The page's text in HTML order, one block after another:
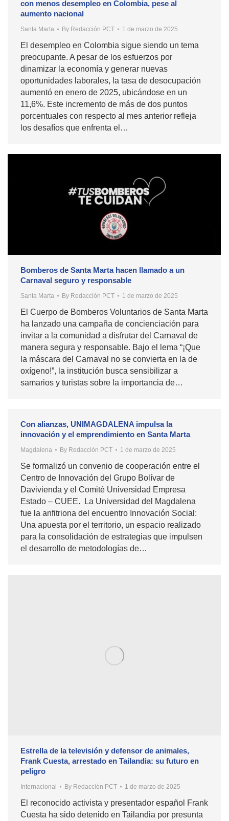
con menos desempleo en Colombia, pese al
aumento nacional
Santa Marta By Redacción PCT 1 de marzo de 2025
El desempleo en Colombia sigue siendo un tema
preocupante. A pesar de los esfuerzos por
dinamizar la economía y generar nuevas
oportunidades laborales, la tasa de desocupación
aumentó en enero de 2025, ubicándose en un
11,6%. Este incremento de más de dos puntos
porcentuales con respecto al mes anterior refleja
los desafíos que enfrenta el…
Bomberos de Santa Marta hacen llamado a un
Carnaval seguro y responsable
Santa Marta By Redacción PCT 1 de marzo de 2025
El Cuerpo de Bomberos Voluntarios de Santa Marta
ha lanzado una campaña de concienciación para
invitar a la comunidad a disfrutar del Carnaval de
manera segura y responsable. Bajo el lema “¡Que
la máscara del Carnaval no se convierta en la de
oxígeno!”, la institución busca sensibilizar a
samarios y turistas sobre la importancia de…
Con alianzas, UNIMAGDALENA impulsa la
innovación y el emprendimiento en Santa Marta
Magdalena By Redacción PCT 1 de marzo de 2025
Se formalizó un convenio de cooperación entre el
Centro de Innovación del Grupo Bolívar de
Davivienda y el Comité Universidad Empresa
Estado – CUEE. La Universidad del Magdalena
fue la anfitriona del encuentro Innovación Social:
Una apuesta por el territorio, un espacio realizado
para la consolidación de estrategias que impulsen
el desarrollo de metodologías de…
Estrella de la televisión y defensor de animales,
Frank Cuesta, arrestado en Tailandia: su futuro en
peligro
Internacional By Redacción PCT 1 de marzo de 2025
El reconocido activista y presentador español Frank
Cuesta ha sido detenido en Tailandia por presunta